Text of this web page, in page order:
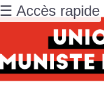
☰ Accès rapide